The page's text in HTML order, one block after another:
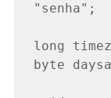
"senha";
long
byte